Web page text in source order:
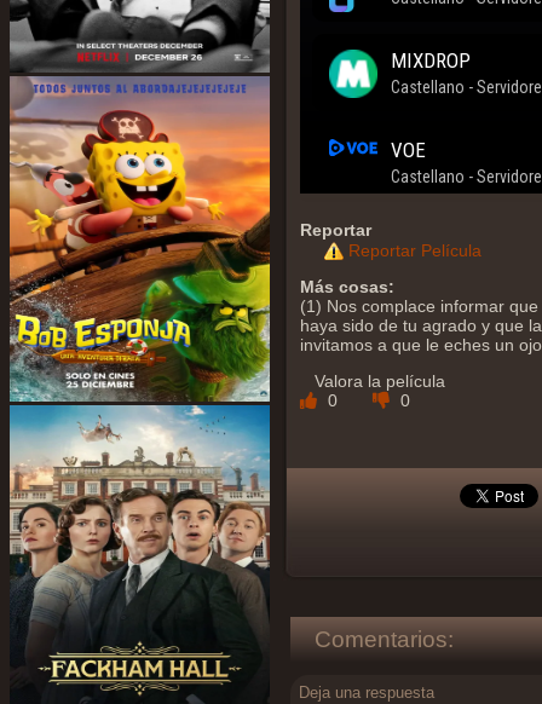
Reportar
Reportar Película
Más cosas:
(1) Nos complace informar
haya sido de tu agrado y que
invitamos a que le eches un
Valora la película
0
0
Comentarios:
Deja una respuesta